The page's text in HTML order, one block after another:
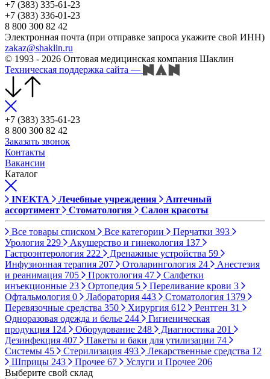
+7 (383) 335-61-23
+7 (383) 336-01-23
8 800 300 82 42
Электронная почта (при отправке запроса укажите свой ИНН)
zakaz@shaklin.ru
© 1993 - 2026 Оптовая медицинская компания Шаклин
Техническая поддержка сайта —
+7 (383) 335-61-23
8 800 300 82 42
Заказать звонок
Контакты
Вакансии
Каталог
INEKTA Лечебные учреждения
Аптечный
ассортимент
Стоматология Салон красоты
Все товары списком Все категории Перчатки 393
Урология 229 Акушерство и гинекология 137
Гастроэнтерология 222 Дренажные устройства 59
Инфузионная терапия 207 Отоларингология 24
Анестезия
и реанимация 705 Проктология 47
Салфетки
инъекционные 23 Ортопедия 5 Переливание крови 3
Офтальмология 0 Лаборатория 443 Стоматология 1379
Перевязочные средства 350 Хирургия 612 Рентген 31
Одноразовая одежда и белье 244
Гигиеническая
продукция 124 Оборудование 248 Диагностика 201
Дезинфекция 407 Пакеты и баки для утилизации 74
Системы 45 Стерилизация 493 Лекарственные средства 12
Шприцы 243 Прочее 67 Услуги и Прочее 206
Выберите свой склад